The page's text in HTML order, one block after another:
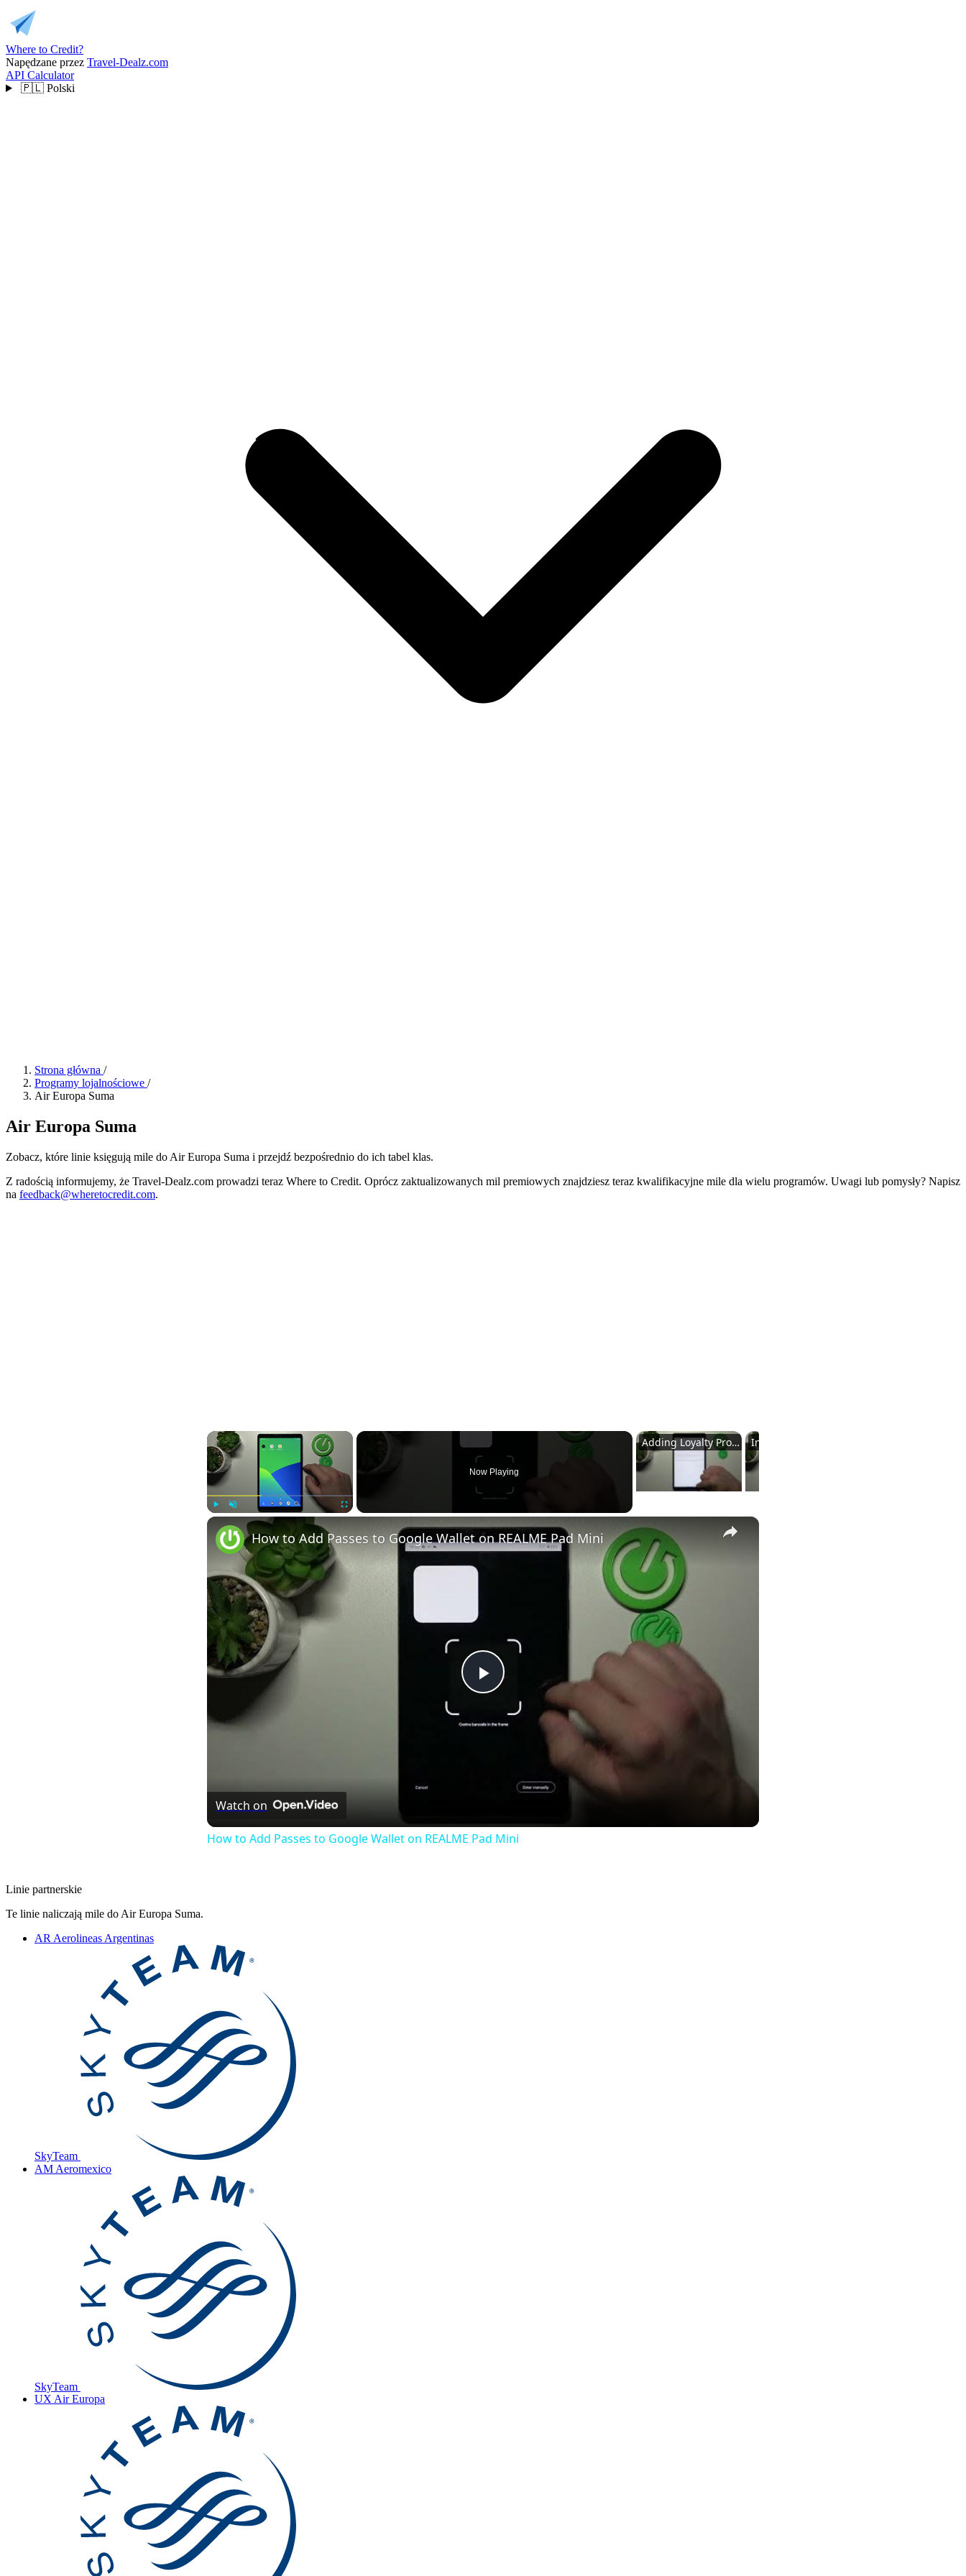
Where to Credit?
Napędzane przez Travel-Dealz.com
API Calculator
🇵🇱 Polski
Strona główna /
Programy lojalnościowe /
Air Europa Suma
Air Europa Suma
Zobacz, które linie księgują mile do Air Europa Suma i przejdź bezpośrednio do ich tabel klas.
Z radością informujemy, że Travel-Dealz.com prowadzi teraz Where to Credit. Oprócz zaktualizowanych mil premiowych znajdziesz teraz kwalifikacyjne mile dla wielu programów. Uwagi lub pomysły? Napisz
na feedback@wheretocredit.com.
×
Now Playing
Adding Loyalty Programs
×
Play
How to Add Passes to Google Wallet on REALME Pad Mini
Watch on
How to Add Passes to Google Wallet on REALME Pad Mini
Linie partnerskie
Te linie naliczają mile do Air Europa Suma.
AR Aerolineas Argentinas
SkyTeam
AM Aeromexico
SkyTeam
UX Air Europa